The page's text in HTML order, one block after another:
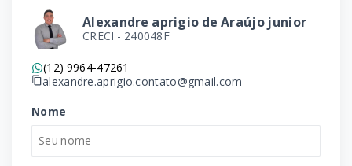
Alexandre aprigio de Araújo junior
CRECI - 240048F
(12) 9964-47261
alexandre.aprigio.contato@gmail.com
Nome